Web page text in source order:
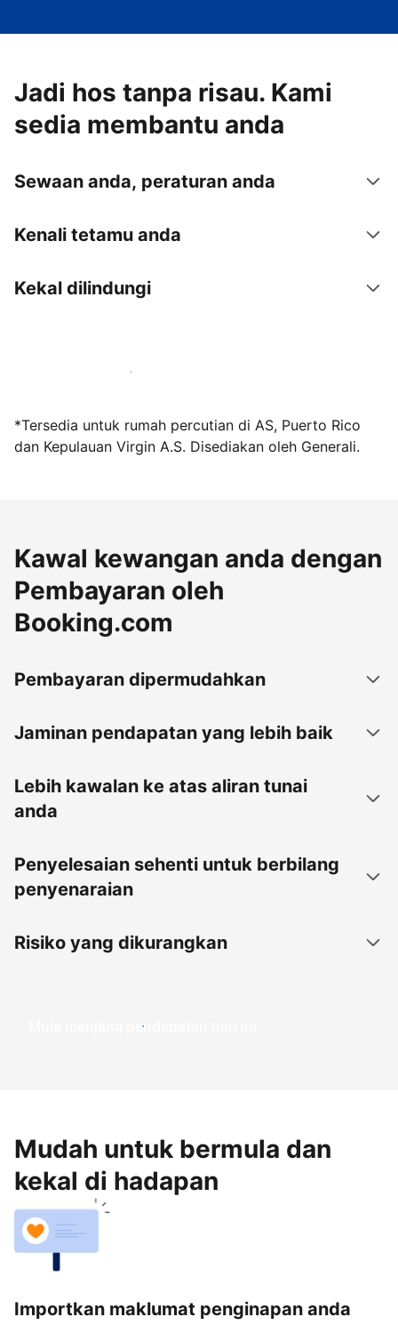
Jadi hos tanpa risau. Kami
sedia membantu anda
Sewaan anda, peraturan anda
Kenali tetamu anda
Kekal dilindungi
Jadi hos bersama kami hari ini
*Tersedia untuk rumah percutian di AS, Puerto Rico
dan Kepulauan Virgin A.S. Disediakan oleh Generali.
Kawal kewangan anda dengan
Pembayaran oleh
Booking.com
Pembayaran dipermudahkan
Jaminan pendapatan yang lebih baik
Lebih kawalan ke atas aliran tunai
anda
Penyelesaian sehenti untuk berbilang
penyenaraian
Risiko yang dikurangkan
Mula menjana pendapatan hari ini
Mudah untuk bermula dan
kekal di hadapan
Importkan maklumat penginapan anda